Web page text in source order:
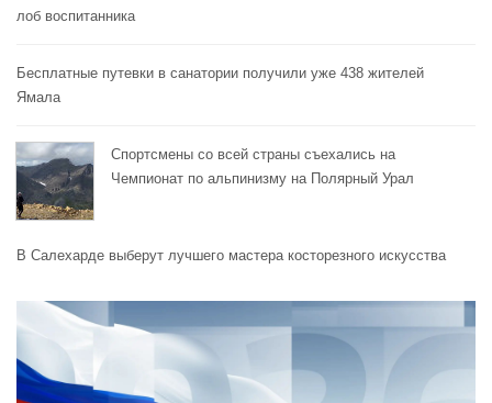
лоб воспитанника
Бесплатные путевки в санатории получили уже 438 жителей
Ямала
Спортсмены со всей страны съехались на
Чемпионат по альпинизму на Полярный Урал
В Салехарде выберут лучшего мастера косторезного искусства